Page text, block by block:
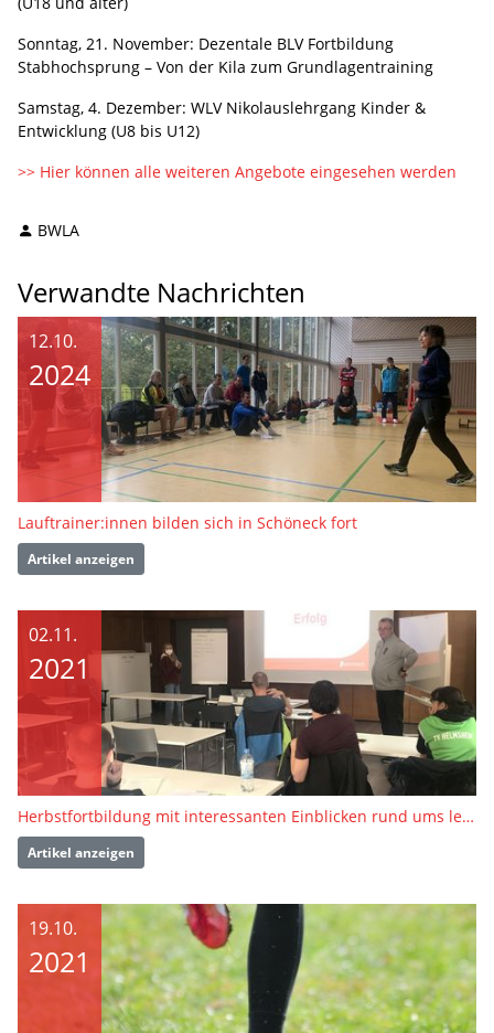
Sonntag, 21. November: Dezentale BLV Fortbildung
Stabhochsprung – Von der Kila zum Grundlagentraining
Samstag, 4. Dezember: WLV Nikolauslehrgang Kinder &
Entwicklung (U8 bis U12)
>> Hier können alle weiteren Angebote eingesehen werden
BWLA
Verwandte Nachrichten
12.10.
2024
Lauftrainer:innen bilden sich in Schöneck fort
Artikel anzeigen
02.11.
2021
Herbstfortbildung mit interessanten Einblicken rund ums leistungssportliche Laufen
Artikel anzeigen
19.10.
2021